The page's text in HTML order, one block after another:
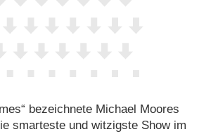
bezeichnete Michael Moores
smarteste und witzigste Show im